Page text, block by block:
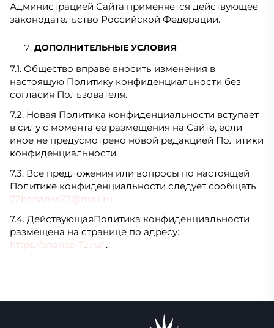
Администрацией Сайта применяется действующее
законодательство Российской Федерации.
ДОПОЛНИТЕЛЬНЫЕ УСЛОВИЯ
7.1. Общество вправе вносить изменения в
настоящую Политику конфиденциальности без
согласия Пользователя.
7.2. Новая Политика конфиденциальности вступает
в силу с момента ее размещения на Сайте, если
иное не предусмотрено новой редакцией Политики
конфиденциальности.
7.3. Все предложения или вопросы по настоящей
Политике конфиденциальности следует сообщать
72bananas72@mail.ru .
7.4. ДействующаяПолитика конфиденциальности
размещена на странице по адресу:
https://ananas-72.ru/ .